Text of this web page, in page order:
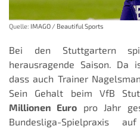
Quelle: IMAGO / Beautiful Sports
Bei den Stuttgartern
herausragende Saison. Da
dass auch Trainer
Sein Gehalt beim VfB
Millionen Euro pro Jahr
Bundesliga-Spielpraxis